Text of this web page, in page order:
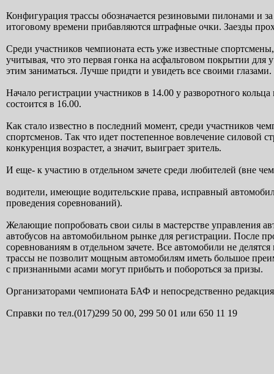
Конфигурация трассы обозначается резиновыми пилонами и
итоговому времени прибавляются штрафные очки. Заезды
Среди участников чемпионата есть уже известные
учитывая, что это первая гонка на асфальтовом покрытии для
этим заниматься. Лучше придти и увидеть все своими глазами.
Начало регистрации участников в 14.00 у разворотного
состоится в 16.00.
Как стало известно в последний момент, среди участников
спортсменов. Так что идет постепенное вовлечение силовой
конкуренция возрастет, а значит, выиграет зритель.
И еще- к участию в отдельном зачете среди любителей (вне
водители, имеющие водительские права, исправный
проведения соревнований).
Желающие попробовать свои силы в мастерстве управления
автобусов на автомобильном рынке для регистрации. После
соревнованиям в отдельном зачете. Все автомобили не
трассы не позволит мощным автомобилям иметь большое
с признанными асами могут прибыть и побороться за призы.
Организаторами чемпионата БАФ и непосредственно
Справки по тел.(017)299 50 00, 299 50 01 или 650 11 19